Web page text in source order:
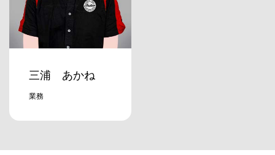
三浦 あかね
業務